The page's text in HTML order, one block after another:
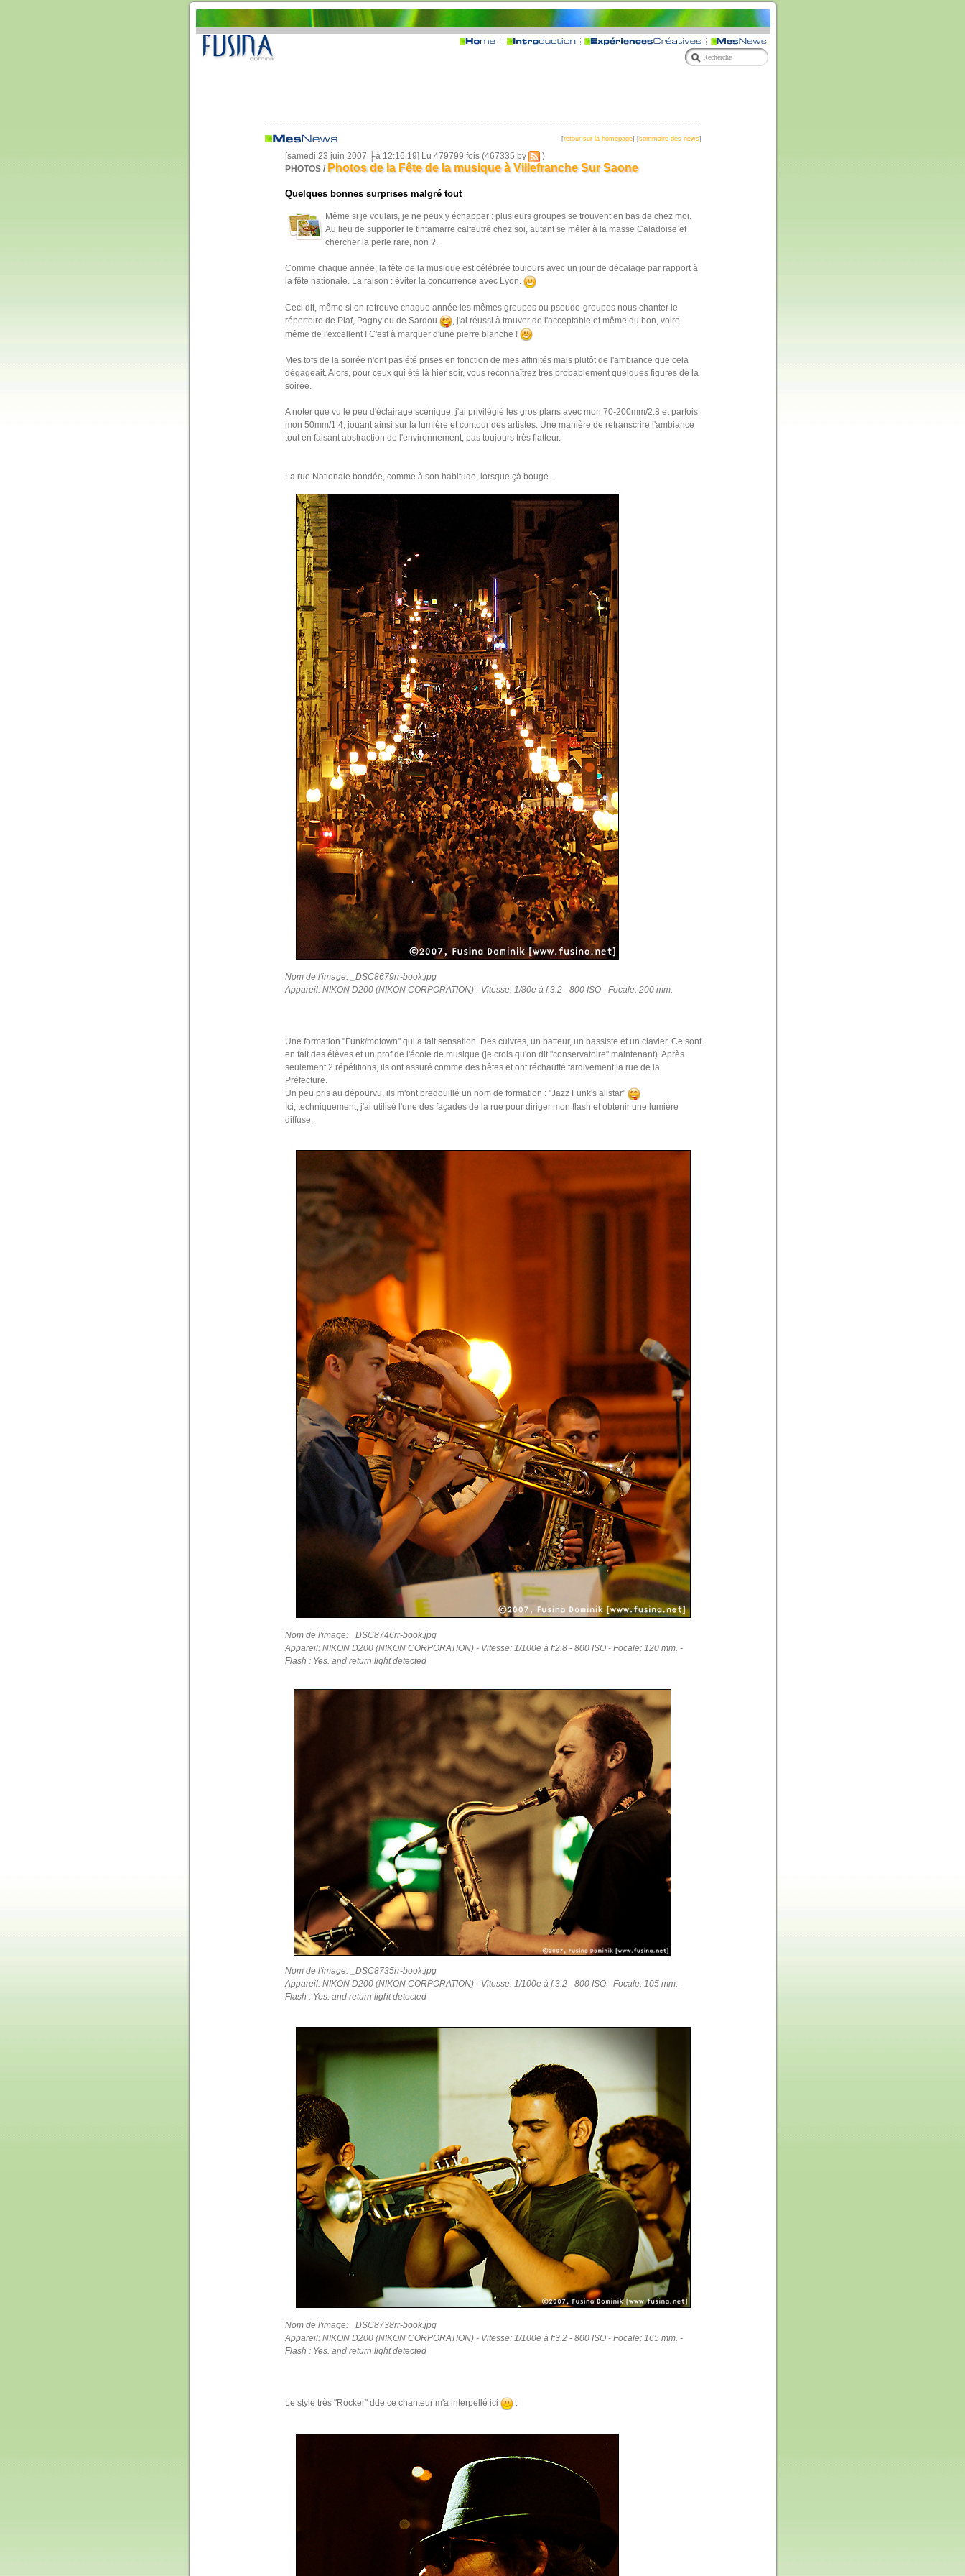
[retour sur la homepage] [sommaire des news]
[samedi 23 juin 2007 ├á 12:16:19] Lu 479799 fois (467335 by
)
PHOTOS / Photos de la Fête de la musique à Villefranche Sur Saone
Quelques bonnes surprises malgré tout
Même si je voulais, je ne peux y échapper : plusieurs groupes se trouvent en bas de chez moi.
Au lieu de supporter le tintamarre calfeutré chez soi, autant se mêler à la masse Caladoise et
chercher la perle rare, non ?.
Comme chaque année, la fête de la musique est célébrée toujours avec un jour de décalage par rapport à
la fête nationale. La raison : éviter la concurrence avec Lyon.
Ceci dit, même si on retrouve chaque année les mêmes groupes ou pseudo-groupes nous chanter le
répertoire de Piaf, Pagny ou de Sardou
, j'ai réussi à trouver de l'acceptable et même du bon, voire
même de l'excellent ! C'est à marquer d'une pierre blanche !
Mes tofs de la soirée n'ont pas été prises en fonction de mes affinités mais plutôt de l'ambiance que cela
dégageait. Alors, pour ceux qui été là hier soir, vous reconnaîtrez très probablement quelques figures de la
soirée.
A noter que vu le peu d'éclairage scénique, j'ai privilégié les gros plans avec mon 70-200mm/2.8 et parfois
mon 50mm/1.4, jouant ainsi sur la lumière et contour des artistes. Une manière de retranscrire l'ambiance
tout en faisant abstraction de l'environnement, pas toujours très flatteur.
La rue Nationale bondée, comme à son habitude, lorsque çà bouge...
Nom de l'image: _DSC8679rr-book.jpg
Appareil: NIKON D200 (NIKON CORPORATION) - Vitesse: 1/80e à f:3.2 - 800 ISO - Focale: 200 mm.
Une formation "Funk/motown" qui a fait sensation. Des cuivres, un batteur, un bassiste et un clavier. Ce sont
en fait des élèves et un prof de l'école de musique (je crois qu'on dit "conservatoire" maintenant). Après
seulement 2 répétitions, ils ont assuré comme des bêtes et ont réchauffé tardivement la rue de la
Préfecture.
Un peu pris au dépourvu, ils m'ont bredouillé un nom de formation : "Jazz Funk's allstar"
Ici, techniquement, j'ai utilisé l'une des façades de la rue pour diriger mon flash et obtenir une lumière
diffuse.
Nom de l'image: _DSC8746rr-book.jpg
Appareil: NIKON D200 (NIKON CORPORATION) - Vitesse: 1/100e à f:2.8 - 800 ISO - Focale: 120 mm. -
Flash : Yes. and return light detected
Nom de l'image: _DSC8735rr-book.jpg
Appareil: NIKON D200 (NIKON CORPORATION) - Vitesse: 1/100e à f:3.2 - 800 ISO - Focale: 105 mm. -
Flash : Yes. and return light detected
Nom de l'image: _DSC8738rr-book.jpg
Appareil: NIKON D200 (NIKON CORPORATION) - Vitesse: 1/100e à f:3.2 - 800 ISO - Focale: 165 mm. -
Flash : Yes. and return light detected
Le style très "Rocker" dde ce chanteur m'a interpellé ici :